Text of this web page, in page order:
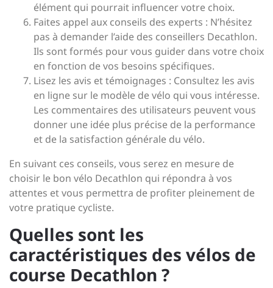
élément qui pourrait influencer votre choix.
Faites appel aux conseils des experts : N’hésitez
pas à demander l’aide des conseillers Decathlon.
Ils sont formés pour vous guider dans votre choix
en fonction de vos besoins spécifiques.
Lisez les avis et témoignages : Consultez les avis
en ligne sur le modèle de vélo qui vous intéresse.
Les commentaires des utilisateurs peuvent vous
donner une idée plus précise de la performance
et de la satisfaction générale du vélo.
En suivant ces conseils, vous serez en mesure de
choisir le bon vélo Decathlon qui répondra à vos
attentes et vous permettra de profiter pleinement de
votre pratique cycliste.
Quelles sont les
caractéristiques des vélos de
course Decathlon ?